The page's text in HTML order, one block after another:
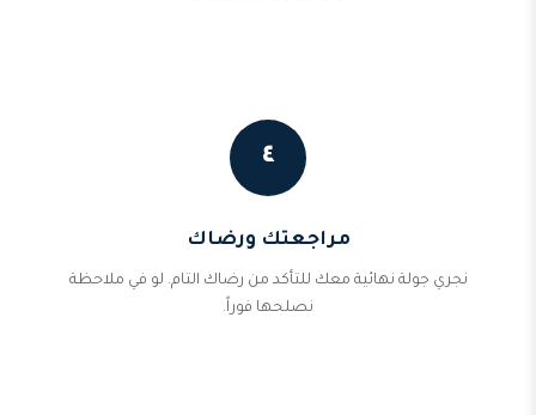
٤
مراجعتك ورضاك
نجري جولة نهائية معك للتأكد من رضاك التام. لو في ملاحظة
نصلحها فوراً.